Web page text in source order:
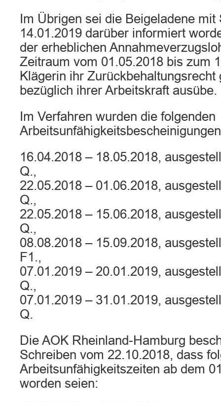
Im Übrigen sei die Beigeladene
14.01.2019 darüber informiert
der erheblichen
Zeitraum vom 01.05.2018 bis zum
Klägerin ihr
bezüglich ihrer Arbeitskraft ausübe.
Im Verfahren wurden die folgenden
16.04.2018 – 18.05.2018,
Q.,
22.05.2018 – 01.06.2018,
Q.,
22.05.2018 – 15.06.2018,
Q.,
08.08.2018 – 15.09.2018,
F1.,
07.01.2019 – 20.01.2019,
Q.,
07.01.2019 – 31.01.2019,
Q.
Die AOK Rheinland-Hamburg
Schreiben vom 22.10.2018, dass
Arbeitsunfähigkeitszeiten ab dem
worden seien: